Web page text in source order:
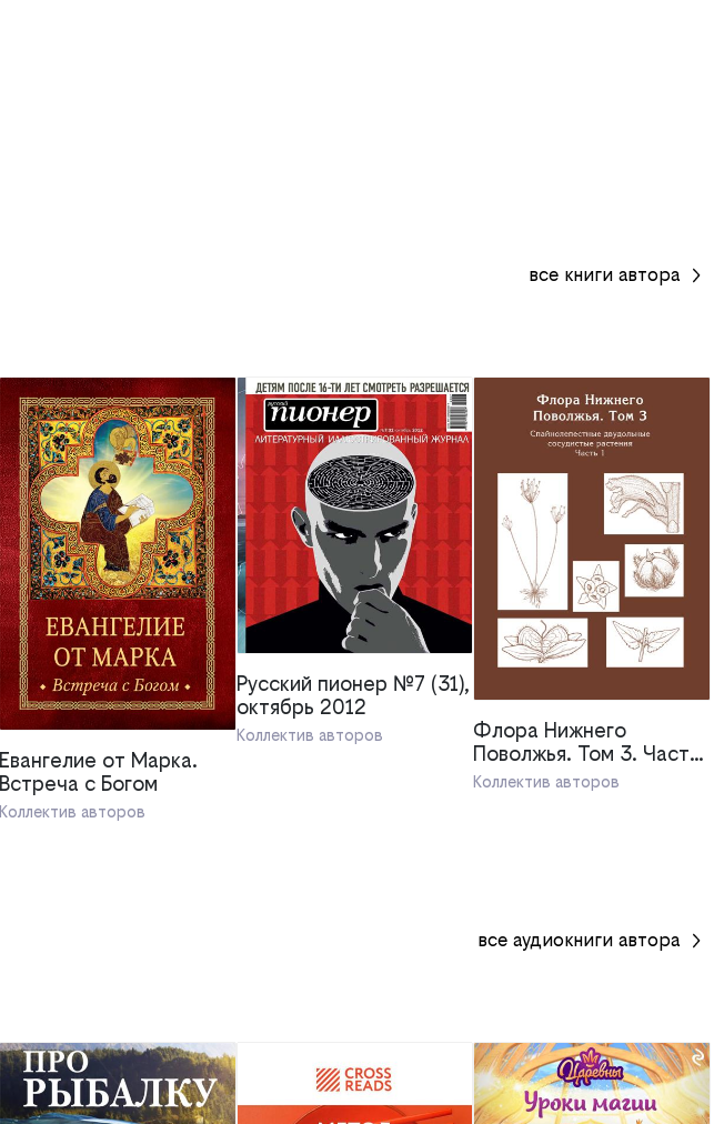
все книги автора
Евангелие от Марка.
Встреча с Богом
Коллектив авторов
Русский пионер №7 (31),
октябрь 2012
Коллектив авторов
Флора Нижнего
Поволжья. Том 3. Часть
1. Спайнолепестные
Коллектив авторов
все аудиокниги автора